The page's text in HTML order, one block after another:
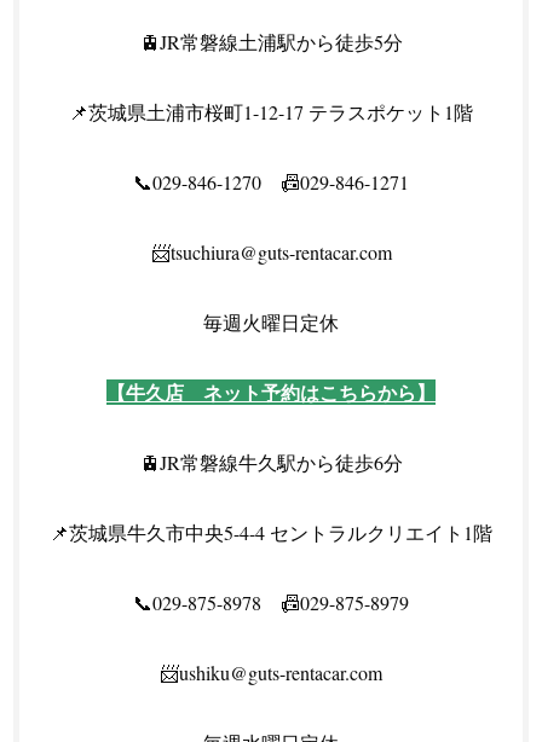
🚊JR常磐線土浦駅から徒歩5分
📌茨城県土浦市桜町1-12-17 テラスポケット1階
📞029-846-1270 📠029-846-1271
📨tsuchiura@guts-rentacar.com
毎週火曜日定休
【牛久店 ネット予約はこちらから】
🚊JR常磐線牛久駅から徒歩6分
📌茨城県牛久市中央5-4-4 セントラルクリエイト1階
📞029-875-8978 📠029-875-8979
📨ushiku@guts-rentacar.com